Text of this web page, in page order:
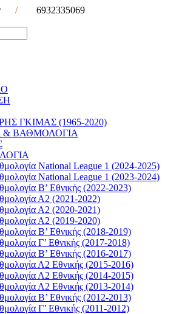
/ 6932335069
ΓΚΙΜΑΣ (1965-2020)
ΒΑΘΜΟΛΟΓΙΑ
National League 1 (2024-2025)
National League 1 (2023-2024)
Β’ Εθνικής (2022-2023)
Α2 (2021-2022)
Α2 (2020-2021)
Α2 (2019-2020)
B’ Εθνικής (2018-2019)
Γ’ Εθνικής (2017-2018)
Β’ Εθνικής (2016-2017)
Α2 Εθνικής (2015-2016)
Α2 Εθνικής (2014-2015)
Α2 Εθνικής (2013-2014)
Β’ Εθνικής (2012-2013)
Γ’ Εθνικής (2011-2012)